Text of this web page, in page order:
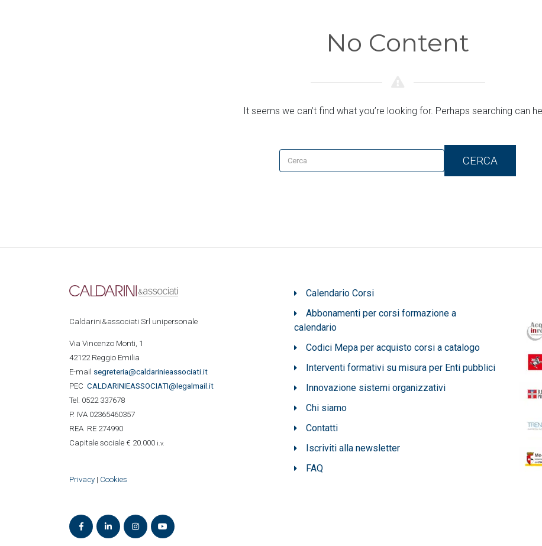
No Content
It seems we can’t find what you’re looking for. Perhaps searching can
CERCA
Caldarini&associati Srl unipersonale
Via Vincenzo Monti, 1
42122 Reggio Emilia
E-mail segreteria@caldarinieassociati.it
PEC CALDARINIEASSOCIATI@legalmail.it
Tel. 0522 337678
P. IVA 02365460357
REA RE 274990
Capitale sociale € 20.000 i.v.
Privacy | Cookies
Calendario Corsi
Abbonamenti per corsi formazione a
calendario
Codici Mepa per acquisto corsi a catalogo
Interventi formativi su misura per Enti pubblici
Innovazione sistemi organizzativi
Chi siamo
Contatti
Iscriviti alla newsletter
FAQ